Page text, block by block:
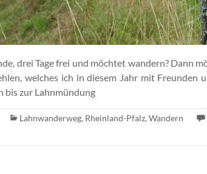
drei Tage frei und möchtet wandern? Dann
welches ich in diesem Jahr mit Freunden
bis zur Lahnmündung
Lahnwanderweg, Rheinland-Pfalz, Wandern